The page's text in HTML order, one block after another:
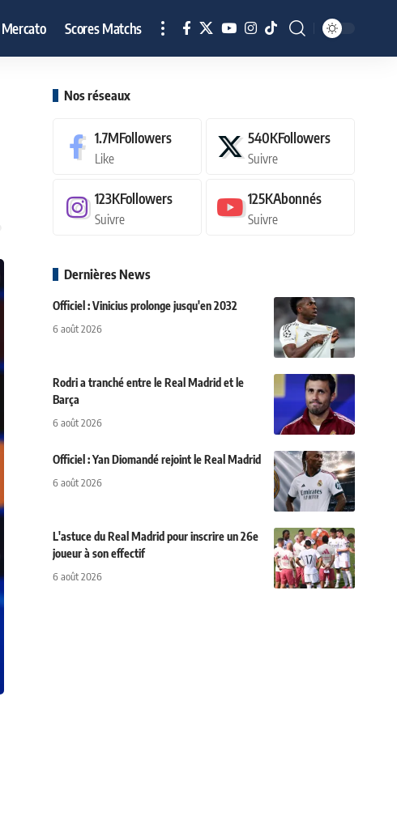
Mercato Scores Matchs
Nos réseaux
1.7MFollowers
Like
540KFollowers
Suivre
123KFollowers
Suivre
125KAbonnés
Suivre
Dernières News
Officiel : Vinicius prolonge jusqu'en 2032
6 août 2026
Rodri a tranché entre le Real Madrid et le
Barça
6 août 2026
Officiel : Yan Diomandé rejoint le Real Madrid
6 août 2026
L'astuce du Real Madrid pour inscrire un 26e
joueur à son effectif
6 août 2026